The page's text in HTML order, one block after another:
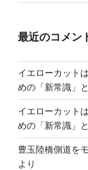
最近のコメン
イエローカット
めの「新常識」
イエローカット
めの「新常識」
豊玉陸橋側道を
より